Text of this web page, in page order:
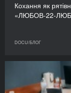
Кохання як
«ЛЮБОВ-22-
DOCU/БЛОГ